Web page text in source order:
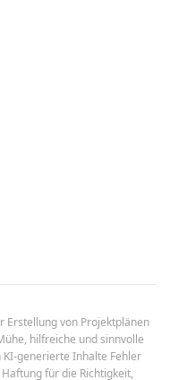
Erstellung von Projektplänen
hilfreiche und sinnvolle
generierte Inhalte Fehler
für die Richtigkeit,